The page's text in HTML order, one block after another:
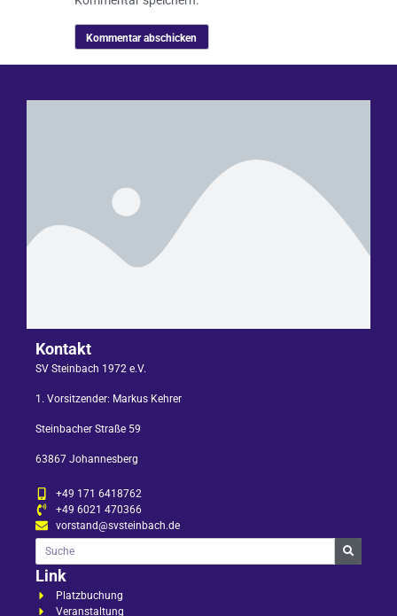
Kontakt
SV Steinbach 1972 e.V.
1. Vorsitzender: Markus Kehrer
Steinbacher Straße 59
63867 Johannesberg
+49 171 6418762
+49 6021 470366
vorstand@svsteinbach.de
Link
Platzbuchung
Veranstaltung